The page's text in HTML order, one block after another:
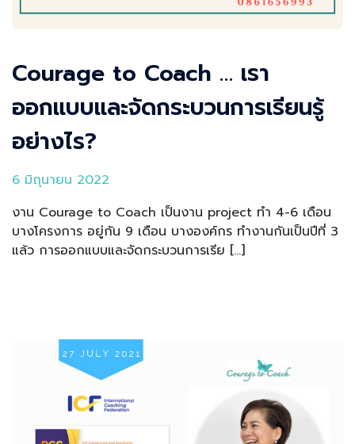
Courage to Coach … เรา
ออกแบบและจัดกระบวนการเรียนรู้
อย่างไร?
6 มิถุนายน 2022
งาน Courage to Coach เป็นงาน project ทำ 4-6 เดือน
บางโครงการ อยู่กัน 9 เดือน บางองค์กร ทำงานกันเป็นปีที่ 3
แล้ว การออกแบบและจัดกระบวนการเรีย […]